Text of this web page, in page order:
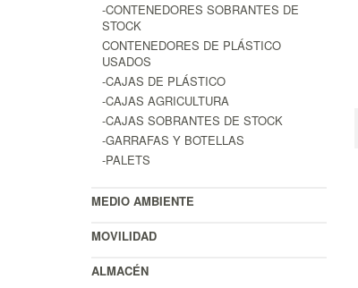
-CONTENEDORES SOBRANTES DE
STOCK
CONTENEDORES DE PLÁSTICO
USADOS
-CAJAS DE PLÁSTICO
-CAJAS AGRICULTURA
-CAJAS SOBRANTES DE STOCK
-GARRAFAS Y BOTELLAS
-PALETS
MEDIO AMBIENTE
MOVILIDAD
ALMACÉN